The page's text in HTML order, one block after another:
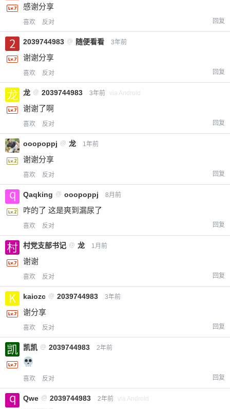
感谢分享
喜欢 反对 回复
2039744983 @ 随便看看 3年前
谢谢分享
喜欢 反对 回复
龙 @ 2039744983 3年前 via Android
谢谢了啊
喜欢 反对 回复
ooopoppj @ 龙 1年前
谢谢分享
喜欢 反对 回复
Qaqking @ ooopoppj 8月前
咋的了 这是爽到漏尿了
喜欢 反对 回复
村党支部书记 @ 龙 1月前
谢谢
喜欢 反对 回复
kaiozc @ 2039744983 3年前
谢分享
喜欢 反对 回复
凯凯 @ 2039744983 2年前
喜欢 反对 回复
Qwe @ 2039744983 2年前 via Android